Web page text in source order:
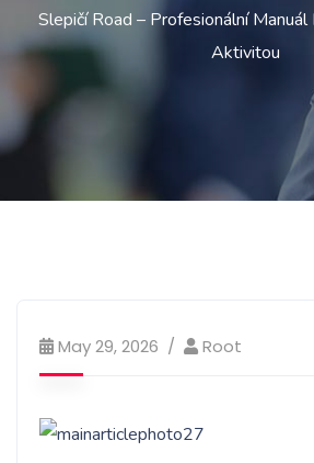
Slepičí Road – Profesionální Manuál
Aktivitou
May 29, 2026 Root